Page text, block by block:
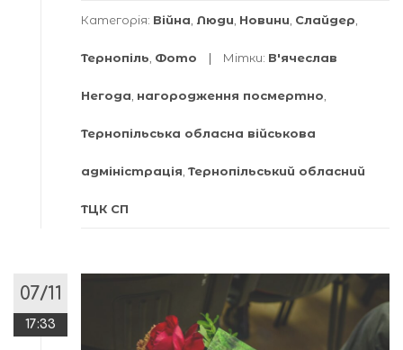
Категорія: Війна Люди Новини Слайдер
Тернопіль Фото Мітки: В'ячеслав
Негода нагородження посмертно
Тернопільська обласна військова
адміністрація Тернопільський обласний
ТЦК СП
07/11
17:33